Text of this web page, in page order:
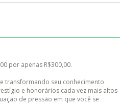
por apenas R$300,00.
transformando seu conhecimento
e honorários cada vez mais altos
de pressão em que você se